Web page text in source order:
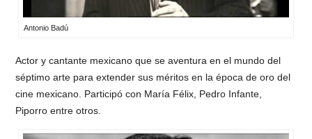
Antonio Badú
Actor y cantante mexicano que se aventura en el mundo del
séptimo arte para extender sus méritos en la época de oro del
cine mexicano. Participó con María Félix, Pedro Infante,
Piporro entre otros.